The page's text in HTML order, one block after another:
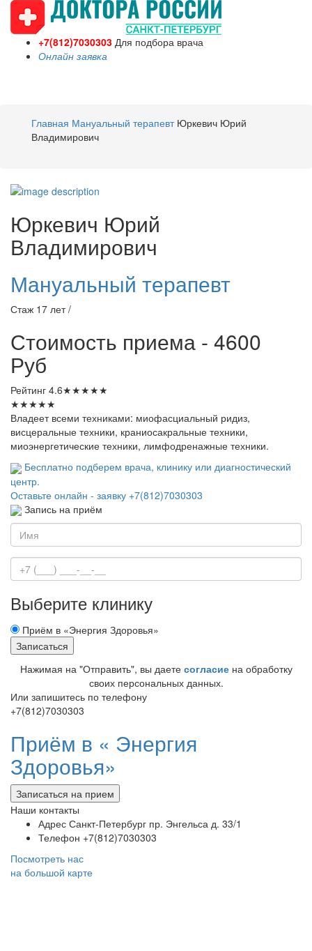
+7(812)7030303 Для подбора врача
Онлайн заявка
Главная Мануальный терапевт Юркевич Юрий
Владимирович
Юркевич Юрий
Владимирович
Мануальный терапевт
Стаж 17 лет /
Стоимость приема - 4600
Руб
Рейтинг 4.6★★★★★
★★★★★
Владеет всеми техниками: миофасциальный ридиз,
висцеральные техники, краниосакральные техники,
миоэнергетические техники, лимфодренажные техники.
Бесплатно подберем врача, клинику или диагностический
центр.
Оставьте онлайн - заявку +7(812)7030303
Запись на приём
Выберите клинику
Приём в «Энергия Здоровья»
Нажимая на "Отправить", вы даете согласиена обработку
своих персональных данных.
Или запишитесь по телефону
+7(812)7030303
Приём в « Энергия
Здоровья»
Записаться на прием
Наши контакты
Адрес Санкт-Петербург пр. Энгельса д. 33/1
Телефон +7(812)7030303
Посмотреть нас
на большой карте